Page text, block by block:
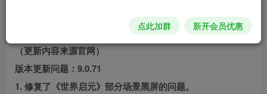
不同意不要下载，下载即默然同意此条款！！！
（更新内容来源官网）
版本更新问题：9.0.71
1. 修复了《世界启元》部分场景黑屏的问题。
点此加群 新开会员优惠